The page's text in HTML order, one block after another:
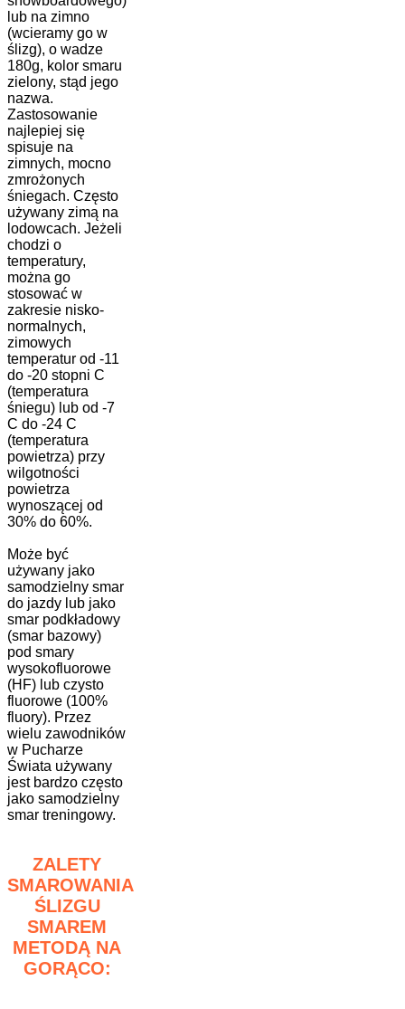
lub na zimno
(wcieramy go w
ślizg), o wadze
180g, kolor smaru
zielony, stąd jego
nazwa.
Zastosowanie
najlepiej się
spisuje na
zimnych, mocno
zmrożonych
śniegach. Często
używany zimą na
lodowcach. Jeżeli
chodzi o
temperatury,
można go
stosować w
zakresie nisko-
normalnych,
zimowych
temperatur od -11
do -20 stopni C
(temperatura
śniegu) lub od -7
C do -24 C
(temperatura
powietrza) przy
wilgotności
powietrza
wynoszącej od
30% do 60%.
Może być
używany jako
samodzielny smar
do jazdy lub jako
smar podkładowy
(smar bazowy)
pod smary
wysokofluorowe
(HF) lub czysto
fluorowe (100%
fluory). Przez
wielu zawodników
w Pucharze
Świata używany
jest bardzo często
jako samodzielny
smar treningowy.
ZALETY
SMAROWANIA
ŚLIZGU
SMAREM
METODĄ NA
GORĄCO: